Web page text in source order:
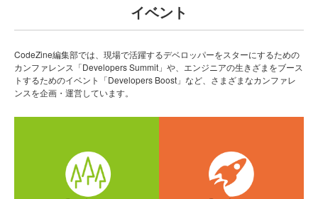
イベント
CodeZine編集部では、現場で活躍するデベロッパーをスターにするための
カンファレンス「Developers Summit」や、エンジニアの生きざまをブース
トするためのイベント「Developers Boost」など、さまざまなカンファレ
ンスを企画・運営しています。